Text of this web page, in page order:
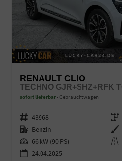
RENAULT CLIO
sofort lieferbar Gebrauchtwagen
Fahrzeugnr. 43968 Getriebe
Kraftstoff Benzin Außenfarbe
Leistung 66 kW (90 PS) Kilometerstand
24.04.2025